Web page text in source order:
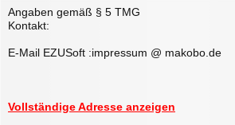
Angaben gemäß § 5 TMG
Kontakt:
E-Mail EZUSoft :impressum @ makobo.de
Vollständige Adresse anzeigen